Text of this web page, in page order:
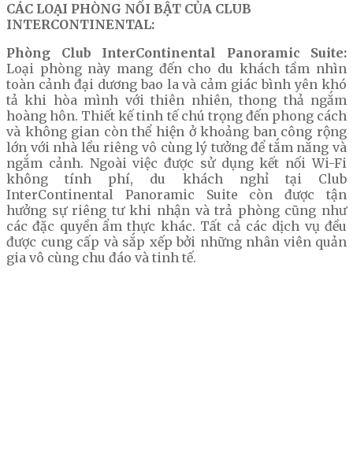
CÁC LOẠI PHÒNG NỔI BẬT CỦA CLUB
INTERCONTINENTAL:
Phòng Club InterContinental Panoramic Suite:
Loại phòng này mang đến cho du khách tầm nhìn
toàn cảnh đại dương bao la và cảm giác bình yên khó
tả khi hòa mình với thiên nhiên, thong thả ngắm
hoàng hôn. Thiết kế tinh tế chú trọng đến phong cách
và không gian còn thể hiện ở khoảng ban công rộng
lớn với nhà lều riêng vô cùng lý tưởng để tắm nắng và
ngắm cảnh. Ngoài việc được sử dụng kết nối Wi-Fi
không tính phí, du khách nghỉ tại Club
InterContinental Panoramic Suite còn được tận
hưởng sự riêng tư khi nhận và trả phòng cũng như
các đặc quyền ẩm thực khác. Tất cả các dịch vụ đều
được cung cấp và sắp xếp bởi những nhân viên quản
gia vô cùng chu đáo và tinh tế.